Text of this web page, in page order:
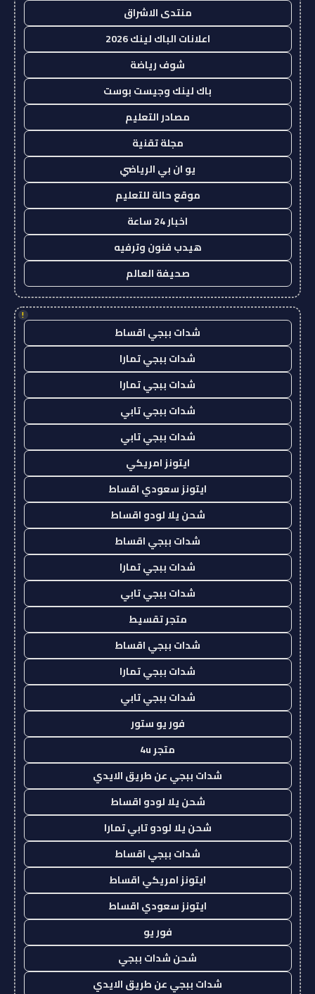
منتدى الاشراق
اعلانات الباك لينك 2026
شوف رياضة
باك لينك وجيست بوست
مصادر التعليم
مجلة تقنية
يو ان بي الرياضي
موقع حالة للتعليم
اخبار 24 ساعة
هيدب فنون وترفيه
صحيفة العالم
!
شدات ببجي اقساط
شدات ببجي تمارا
شدات ببجي تمارا
شدات ببجي تابي
شدات ببجي تابي
ايتونز امريكي
ايتونز سعودي اقساط
شحن يلا لودو اقساط
شدات ببجي اقساط
شدات ببجي تمارا
شدات ببجي تابي
متجر تقسيط
شدات ببجي اقساط
شدات ببجي تمارا
شدات ببجي تابي
فور يو ستور
متجر 4u
شدات ببجي عن طريق الايدي
شحن يلا لودو اقساط
شحن يلا لودو تابي تمارا
شدات ببجي اقساط
ايتونز امريكي اقساط
ايتونز سعودي اقساط
فور يو
شحن شدات ببجي
شدات ببجي عن طريق الايدي